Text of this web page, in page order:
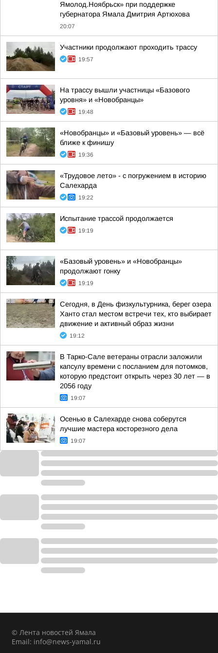
Ямолод.Ноябрьск» при поддержке
губернатора Ямала Дмитрия Артюхова
20:07
Участники продолжают проходить трассу
19:57
На трассу вышли участницы «Базового
уровня» и «Новобранцы»
19:48
«Новобранцы» и «Базовый уровень» — всё
ближе к финишу
19:36
«Трудовое лето» - с погружением в историю
Салехарда
19:22
Испытание трассой продолжается
19:19
«Базовый уровень» и «Новобранцы»
продолжают гонку
19:19
Сегодня, в День физкультурника, берег озера
Ханто стал местом встречи тех, кто выбирает
движение и активный образ жизни
19:12
В Тарко-Сале ветераны отрасли заложили
капсулу времени с посланием для потомков,
которую предстоит открыть через 30 лет — в
2056 году
19:07
Осенью в Салехарде снова соберутся
лучшие мастера косторезного дела
19:07
© Лента новостей Ямала
Email: info@news-yamal.ru